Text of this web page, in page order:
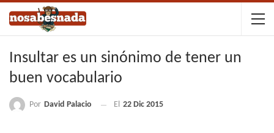
Insultar es un sinónimo de tener un
buen vocabulario
Por David Palacio El 22 Dic 2015